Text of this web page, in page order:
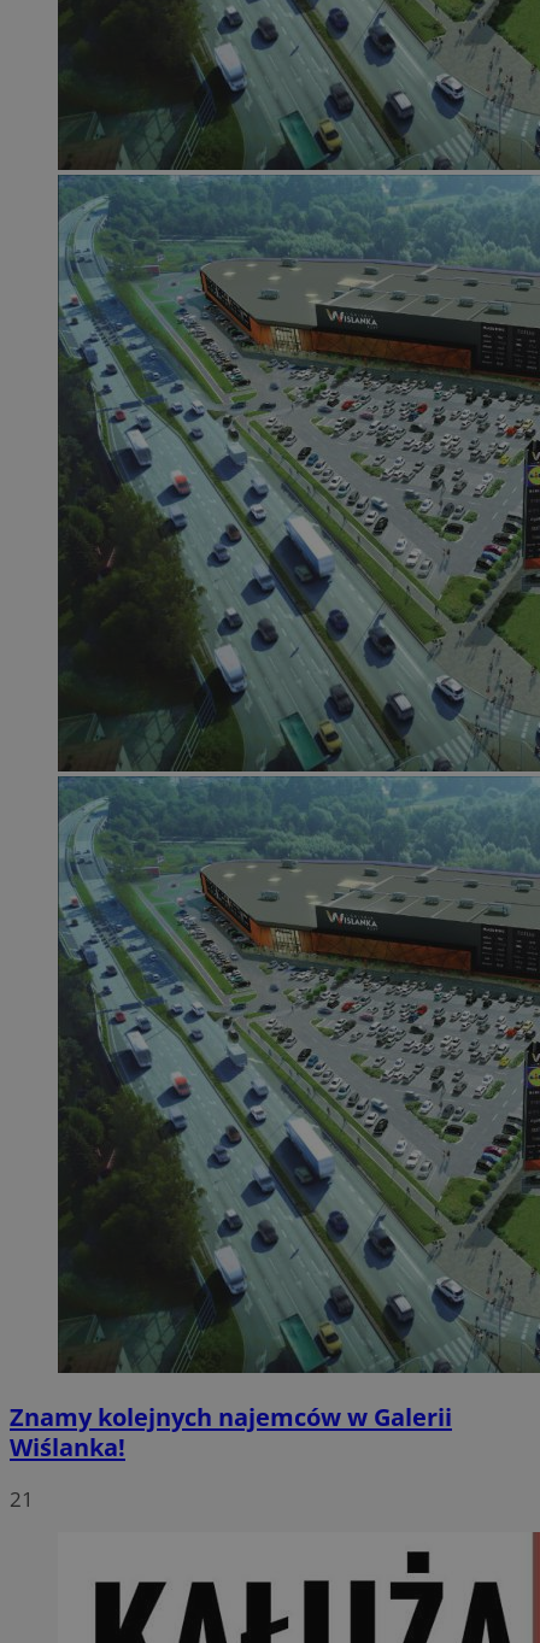
Znamy kolejnych najemców w Galerii
Wiślanka!
21